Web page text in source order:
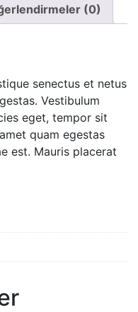
(0)
senectus et netus
Vestibulum
eget, tempor sit
quam egestas
est. Mauris placerat